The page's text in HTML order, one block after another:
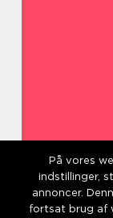
På vores
indstillinger,
annoncer.
fortsat brug af